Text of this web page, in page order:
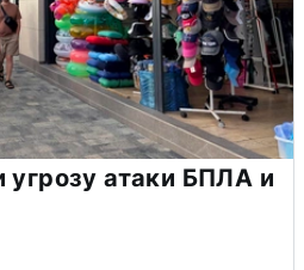
угрозу атаки БПЛА и